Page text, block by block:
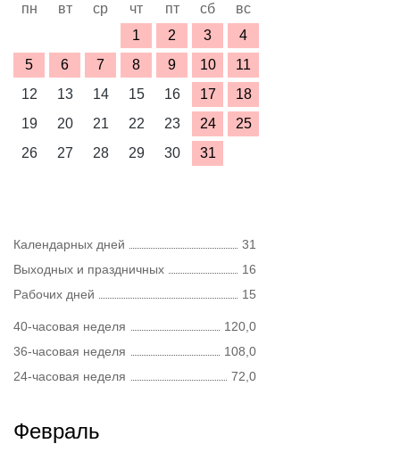
пн вт ср чт пт сб
вс
1
2 3
4
5
6 7 8 9 10
11
12
13 14 15 16 17
18
19
20 21 22 23 24
25
26
27 28 29 30 31
Календарных дней
31
Выходных и праздничных
16
Рабочих дней
15
40-часовая неделя
120,0
36-часовая неделя
108,0
24-часовая неделя
72,0
Февраль